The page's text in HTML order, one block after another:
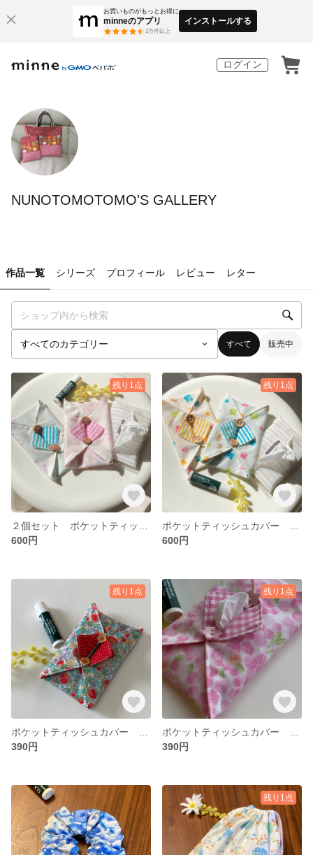
お買いものがもっとお得に
minneのアプリ
3万件以上
インストールする
ログイン
NUNOTOMOTOMO'S GALLERY
作品一覧 シリーズ プロフィール レビュー レター
すべて 販売中
残り1点
600円
残り1点
600円
残り1点
390円
残り1点
390円
残り1点